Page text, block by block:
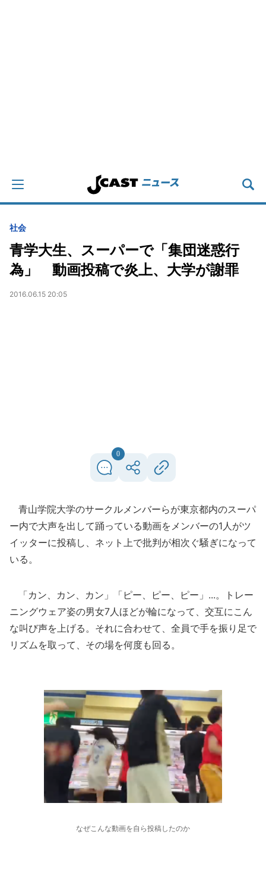
社会
青学大生、スーパーで「集団迷惑行
為」 動画投稿で炎上、大学が謝罪
2016.06.15 20:05
0
青山学院大学のサークルメンバーらが東京都内のスーパ
ー内で大声を出して踊っている動画をメンバーの1人がツ
イッターに投稿し、ネット上で批判が相次ぐ騒ぎになって
いる。
「カン、カン、カン」「ピー、ピー、ピー」...。トレー
ニングウェア姿の男女7人ほどが輪になって、交互にこん
な叫び声を上げる。それに合わせて、全員で手を振り足で
リズムを取って、その場を何度も回る。
なぜこんな動画を自ら投稿したのか